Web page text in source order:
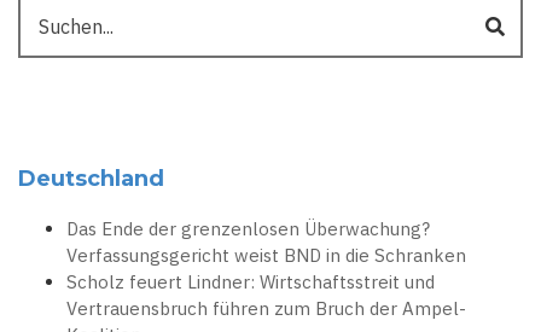
Deutschland
Das Ende der grenzenlosen Überwachung?
Verfassungsgericht weist BND in die Schranken
Scholz feuert Lindner: Wirtschaftsstreit und
Vertrauensbruch führen zum Bruch der Ampel-